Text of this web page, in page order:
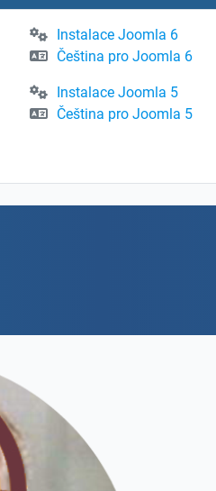
Instalace Joomla 6
Čeština pro Joomla 6
Instalace Joomla 5
Čeština pro Joomla 5